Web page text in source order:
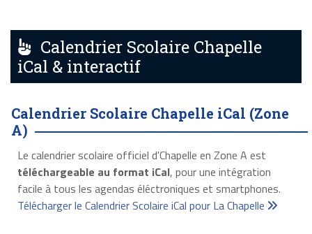
Calendrier Scolaire Chapelle
iCal & interactif
Calendrier Scolaire Chapelle iCal (Zone
A)
Le calendrier scolaire officiel d'Chapelle en Zone A est
téléchargeable au format iCal, pour une intégration
facile à tous les agendas éléctroniques et smartphones.
Télécharger le Calendrier Scolaire iCal pour La Chapelle